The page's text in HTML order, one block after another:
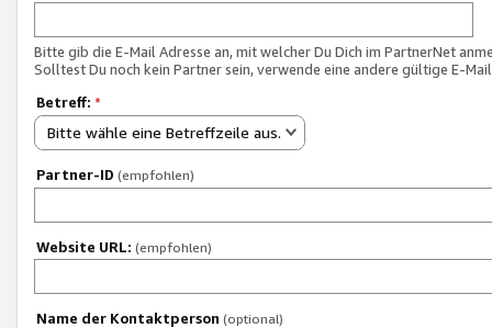
Bitte gib die E-Mail Adresse an, mit welcher Du Dich im PartnerNet
Solltest Du noch kein Partner sein, verwende eine andere gültige E-
Betreff: *
Bitte wähle eine Betreffzeile aus.
Partner-ID (empfohlen)
Website URL: (empfohlen)
Name der Kontaktperson (optional)